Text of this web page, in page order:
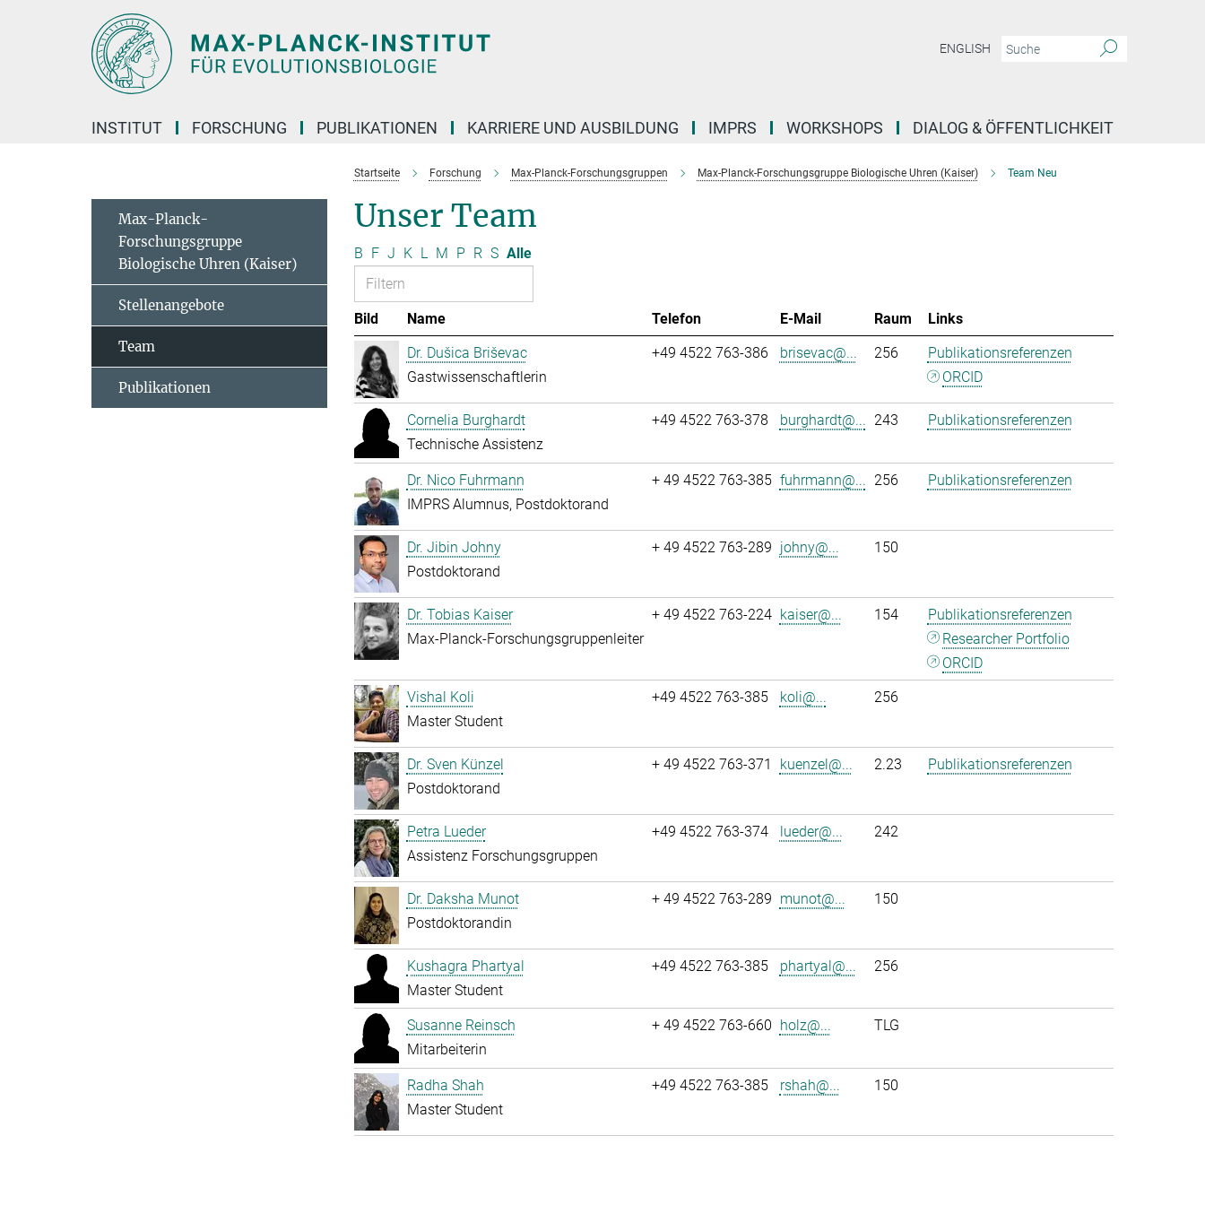
ENGLISH
INSTITUT FORSCHUNG PUBLIKATIONEN KARRIERE UND AUSBILDUNG IMPRS WORKSHOPS DIALOG & ÖFFENTLICHKEIT
Startseite Forschung Max-Planck-Forschungsgruppen Max-Planck-Forschungsgruppe Biologische Uhren (Kaiser) Team Neu
Unser Team
B F J K L M P R S Alle
Bild Name Telefon E-Mail Raum
Links
Dr. Dušica Briševac
Gastwissenschaftlerin
+49 4522 763-386 brisevac@... 256
Publikationsreferenzen
ORCID
Cornelia Burghardt
Technische Assistenz
+49 4522 763-378 burghardt@... 243 Publikationsreferenzen
Dr. Nico Fuhrmann
IMPRS Alumnus, Postdoktorand
+ 49 4522 763-385 fuhrmann@... 256 Publikationsreferenzen
Dr. Jibin Johny
Postdoktorand
+ 49 4522 763-289 johny@... 150
Dr. Tobias Kaiser
Max-Planck-Forschungsgruppenleiter
+ 49 4522 763-224 kaiser@... 154
Publikationsreferenzen
Researcher Portfolio
ORCID
Vishal Koli
Master Student
+49 4522 763-385 koli@... 256
Dr. Sven Künzel
Postdoktorand
+ 49 4522 763-371 kuenzel@... 2.23 Publikationsreferenzen
Petra Lueder
Assistenz Forschungsgruppen
+49 4522 763-374 lueder@... 242
Dr. Daksha Munot
Postdoktorandin
+ 49 4522 763-289 munot@... 150
Kushagra Phartyal
Master Student
+49 4522 763-385 phartyal@... 256
Susanne Reinsch
Mitarbeiterin
+ 49 4522 763-660 holz@... TLG
Radha Shah
Master Student
+49 4522 763-385 rshah@... 150
Max-Planck-
Forschungsgruppe
Biologische Uhren (Kaiser)
Stellenangebote
Team
Publikationen